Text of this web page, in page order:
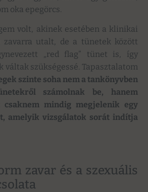
oka epegörcs.
volt, akinek esetében a klinikai
zavarra utalt, de a tünetek között
„red flag” tünet is, így
váltak szükségessé. Tapasztalatom
szinte soha nem a tankönyvben
számolnak be, hanem
csaknem mindig megjelenik egy
amelyik vizsgálatok sorát indítja
zavar és a szexuális